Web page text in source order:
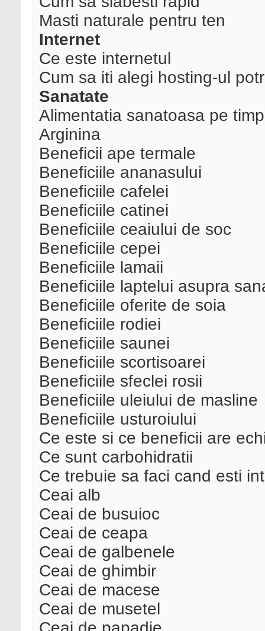
Masti naturale pentru ten
Internet
Ce este internetul
Cum sa iti alegi hosting-ul
Sanatate
Alimentatia sanatoasa pe
Arginina
Beneficii ape termale
Beneficiile ananasului
Beneficiile cafelei
Beneficiile catinei
Beneficiile ceaiului de soc
Beneficiile cepei
Beneficiile lamaii
Beneficiile laptelui asupra
Beneficiile oferite de soia
Beneficiile rodiei
Beneficiile saunei
Beneficiile scortisoarei
Beneficiile sfeclei rosii
Beneficiile uleiului de masline
Beneficiile usturoiului
Ce este si ce beneficii are
Ce sunt carbohidratii
Ce trebuie sa faci cand esti
Ceai alb
Ceai de busuioc
Ceai de ceapa
Ceai de galbenele
Ceai de ghimbir
Ceai de macese
Ceai de musetel